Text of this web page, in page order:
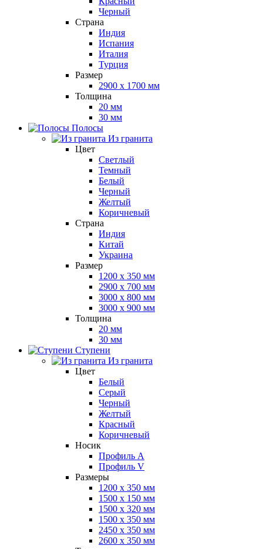
Черный
Страна
Индия
Испания
Италия
Турция
Размер
2900 x 1700 мм
Толщина
20 мм
30 мм
Полосы
Из гранита
Цвет
Светлый
Темный
Белый
Черный
Желтый
Коричневый
Страна
Индия
Китай
Украина
Размер
1200 x 350 мм
2900 x 700 мм
3000 x 800 мм
3000 x 900 мм
Толщина
20 мм
30 мм
Ступени
Из гранита
Цвет
Белый
Серый
Черный
Желтый
Красный
Коричневый
Носик
Профиль A
Профиль V
Размеры
1200 x 350 мм
1500 x 150 мм
1500 x 320 мм
1500 x 350 мм
2450 x 350 мм
2600 x 350 мм